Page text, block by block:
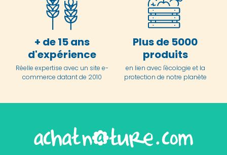
+ de 15 ans
d'expérience
Réelle expertise avec un site e-
commerce datant de 2010
Plus de 5000
produits
en lien avec l'écologie et la
protection de notre planète